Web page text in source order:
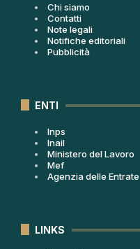
Chi siamo
Contatti
Note legali
Notifiche editoriali
Pubblicità
ENTI
Inps
Inail
Ministero del Lavoro
Mef
Agenzia delle Entrate
LINKS